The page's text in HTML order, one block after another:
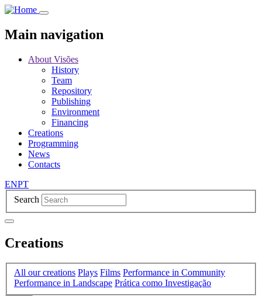
Skip
main
content
Main navigation
About Visões
History
Team
Repository
Publishing
Environment
Financing
Creations
Programming
News
Contacts
ENPT
Search
Creations
All our creations Plays Films Performance in Community
Performance in Landscape Prática como Investigação